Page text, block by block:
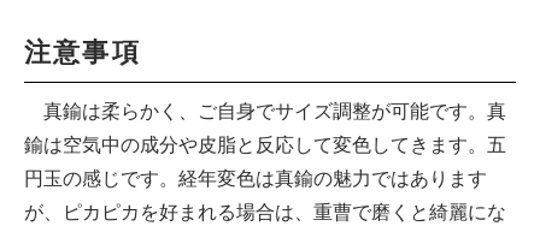
注意事項
真鍮は柔らかく、ご自身でサイズ調整が可能です。真
鍮は空気中の成分や皮脂と反応して変色してきます。五
円玉の感じです。経年変色は真鍮の魅力ではあります
が、ピカピカを好まれる場合は、重曹で磨くと綺麗にな